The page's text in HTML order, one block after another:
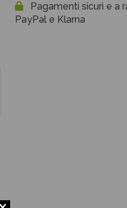
Pagamenti sicuri e a
PayPal e Klarna